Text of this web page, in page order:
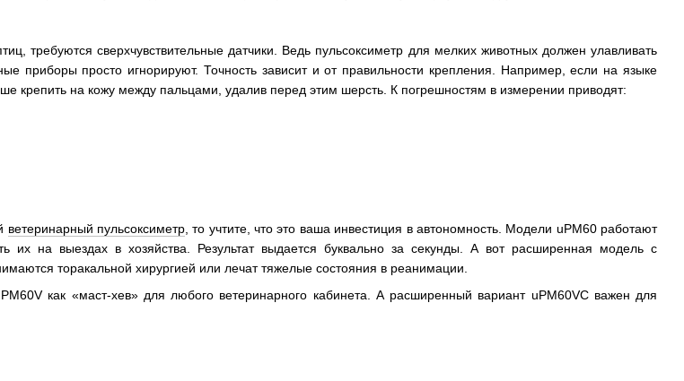
требуются сверхчувствительные датчики. Ведь пульсоксиметр для мелких животных должен улавливать
приборы просто игнорируют. Точность зависит и от правильности крепления. Например, если на языке
крепить на кожу между пальцами, удалив перед этим шерсть. К погрешностям в измерении приводят:
ветеринарный пульсоксиметр, то учтите, что это ваша инвестиция в автономность. Модели uPM60 работают
их на выездах в хозяйства. Результат выдается буквально за секунды. А вот расширенная модель с
торакальной хирургией или лечат тяжелые состояния в реанимации.
как «маст-хев» для любого ветеринарного кабинета. А расширенный вариант uPM60VC важен для